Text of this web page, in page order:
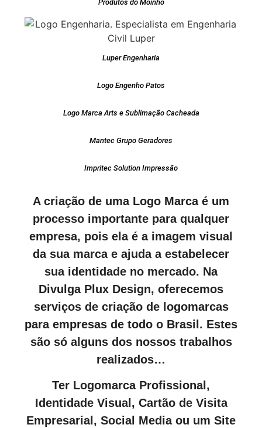
Produtos do Moinho
Luper Engenharia
Logo Engenho Patos
Logo Marca Arts e Sublimação Cacheada
Mantec Grupo Geradores
Impritec Solution Impressão
A criação de uma Logo Marca é um
processo importante para qualquer
empresa, pois ela é a imagem visual
da sua marca e ajuda a estabelecer
sua identidade no mercado. Na
Divulga Plux Design, oferecemos
serviços de criação de logomarcas
para empresas de todo o Brasil. Estes
são só alguns dos nossos trabalhos
realizados…
Ter Logomarca Profissional,
Identidade Visual, Cartão de Visita
Empresarial, Social Media ou um Site